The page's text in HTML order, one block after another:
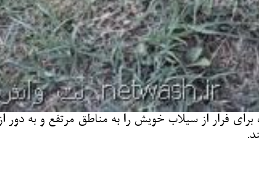
فرار از سیلاب خویش را به مناطق مرتفع و به